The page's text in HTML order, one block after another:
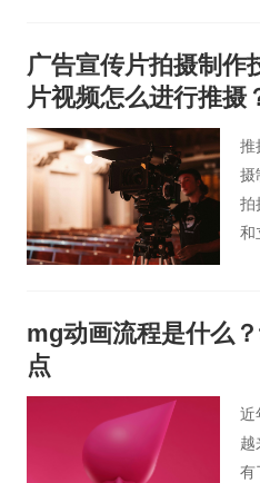
广告宣传片拍摄制作
片视频怎么进行推摄
推
摄
拍
和
表
迫
最
mg动画流程是什么
点
近
越
有